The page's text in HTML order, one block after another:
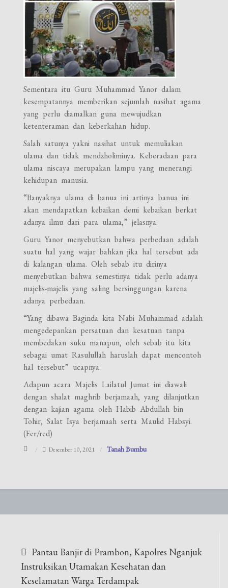
Sementara itu Guru Muhammad Yanor dalam
kesempatannya memberikan sejumlah nasihat agama
yang perlu diamalkan guna mewujudkan
ketenteraman dan keberkahan hidup.
Salah satunya yakni nasihat untuk memuliakan
ulama dan tidak mendzholiminya. Keberadaan para
ulama niscaya merupakan lampu yang menerangi
kehidupan manusia.
“Banyaknya ulama di banua ini artinya banua ini
akan mendapatkan kebaikan demi kebaikan berkat
adanya ilmu dari para ulama,” jelasnya.
Guru Yanor menyebutkan bahwa perbedaan adalah
suatu hal yang wajar bahkan jika hal tersebut ada
di kalangan ulama. Oleh sebab itu dirinya
menyebutkan bahwa semestinya tidak perlu adanya
majelis-majelis yang saling bersinggungan karena
adanya perbedaan.
“Yang dibawa Baginda kita Nabi Muhammad adalah
mengedepankan persatuan dan kesatuan tanpa
membedakan suku manapun, oleh sebab itu kita
sebagai umat Rasulullah haruslah dapat mencontoh
hal tersebut” ucapnya.
Adapun acara Majelis Lailatul Jumat ini diawali
dengan shalat maghrib berjamaah, yang dilanjutkan
dengan kajian agama oleh Habib Abdullah bin
Tohir, Salat Isya berjamaah serta Maulid Habsyi.
(Fer/red)
Desember 10, 2021 Tanah Bumbu
pos
Pantau Banjir di Prambon, Kapolres Nganjuk
Instruksikan Utamakan Kesehatan dan
Keselamatan Warga Terdampak